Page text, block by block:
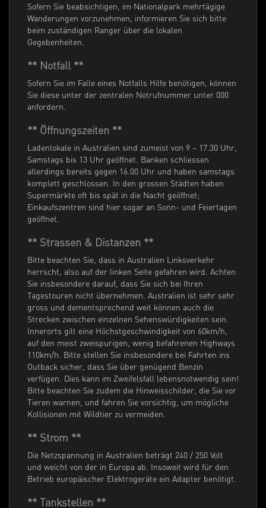
Sofern Sie beabsichtigen, im Nationalpark mehrtägige
Wanderungen vorzunehmen, informieren Sie sich bitte
beim zuständigen Ranger über die lokalen
Gegebenheiten.
** Notfall **
Sofern Sie im Falle eines Notfalls Hilfe benötigen, können
Sie diese unter der zentralen Notrufnummer unter 000
anfordern.
** Öffnungszeiten **
Ladenlokale in Australien sind zumeist von 9 – 17.30 Uhr,
Samstags bis 13 Uhr geöffnet. Banken schliessen
allerdings bereits gegen 16.00 Uhr und haben samstags
komplett geschlossen. In den grossen Städten haben
Supermärkte oft bis spät in die Nacht geöffnet;
Einkaufszentren sind hier sogar an Sonn- und Feiertagen
geöffnet.
** Strassen & Distanzen **
Bitte beachten Sie, dass in Australien Linksverkehr
herrscht, also auf der linken Seite gefahren wird. Achten
Sie insbesondere darauf, dass Sie sich bei Ihren
Tagestouren nicht übernehmen. Australien ist sehr sehr
gross und dementsprechend weit können auch die
Strecken zwischen einzelnen Sehenswürdigkeiten sein.
Innerorts gilt eine Höchstgeschwindigkeit von 60km/h,
auf den meist zweispurigen, wenig befahrenen Highways
110km/h. Bitte stellen Sie insbesondere bei Fahrten ins
Outback sicher, dass Sie über genügend Benzin
verfügen. Dies kann im Zweifelsfall lebensnotwendig sein!
Bitte beachten Sie zudem die Hinweisschilder, die Sie vor
Tieren warnen, und fahren Sie vorsichtig, um mögliche
Kollisionen mit Wildtier zu vermeiden.
** Strom **
Die Netzspannung in Australien beträgt 240 / 250 Volt
und weicht von der in Europa ab. Insoweit wird für den
Betrieb europäischer Elektrogeräte ein Adapter benötigt.
** Tankstellen **